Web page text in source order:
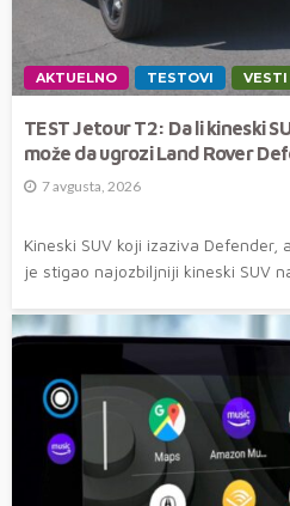
AKTUELNO TESTOVI VESTI
TEST Jetour T2: Da li kineski
može da ugrozi Land Rover
7 avgusta, 2026
Kineski SUV koji izaziva
je stigao najozbiljniji kineski SUV